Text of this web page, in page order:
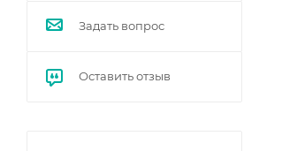
Задать вопрос
Оставить отзыв